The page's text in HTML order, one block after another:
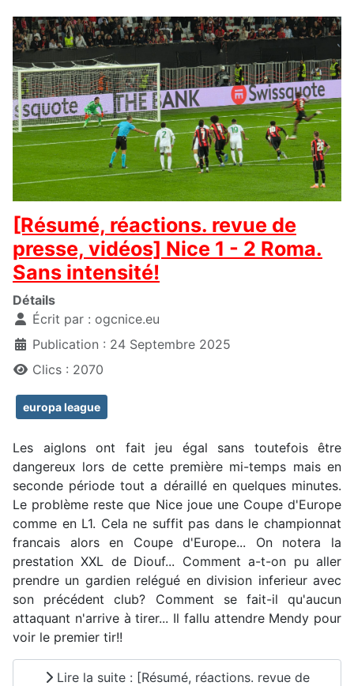
[Résumé, réactions. revue de
presse, vidéos] Nice 1 - 2 Roma.
Sans intensité!
Détails
Écrit par : ogcnice.eu
Publication : 24 Septembre 2025
Clics : 2070
europa league
Les aiglons ont fait jeu égal sans toutefois être
dangereux lors de cette première mi-temps mais en
seconde période tout a déraillé en quelques minutes.
Le problème reste que Nice joue une Coupe d'Europe
comme en L1. Cela ne suffit pas dans le championnat
francais alors en Coupe d'Europe... On notera la
prestation XXL de Diouf... Comment a-t-on pu aller
prendre un gardien relégué en division inferieur avec
son précédent club? Comment se fait-il qu'aucun
attaquant n'arrive à tirer... Il fallu attendre Mendy pour
voir le premier tir!!
Lire la suite : [Résumé, réactions. revue de